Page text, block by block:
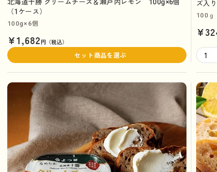
北海道十勝 クリームチーズ＆瀬戸内レモン 100g×6個
（1ケース）
100g×6個
¥1,682円（税込）
セット商品を選ぶ
ズ入
100ｇ